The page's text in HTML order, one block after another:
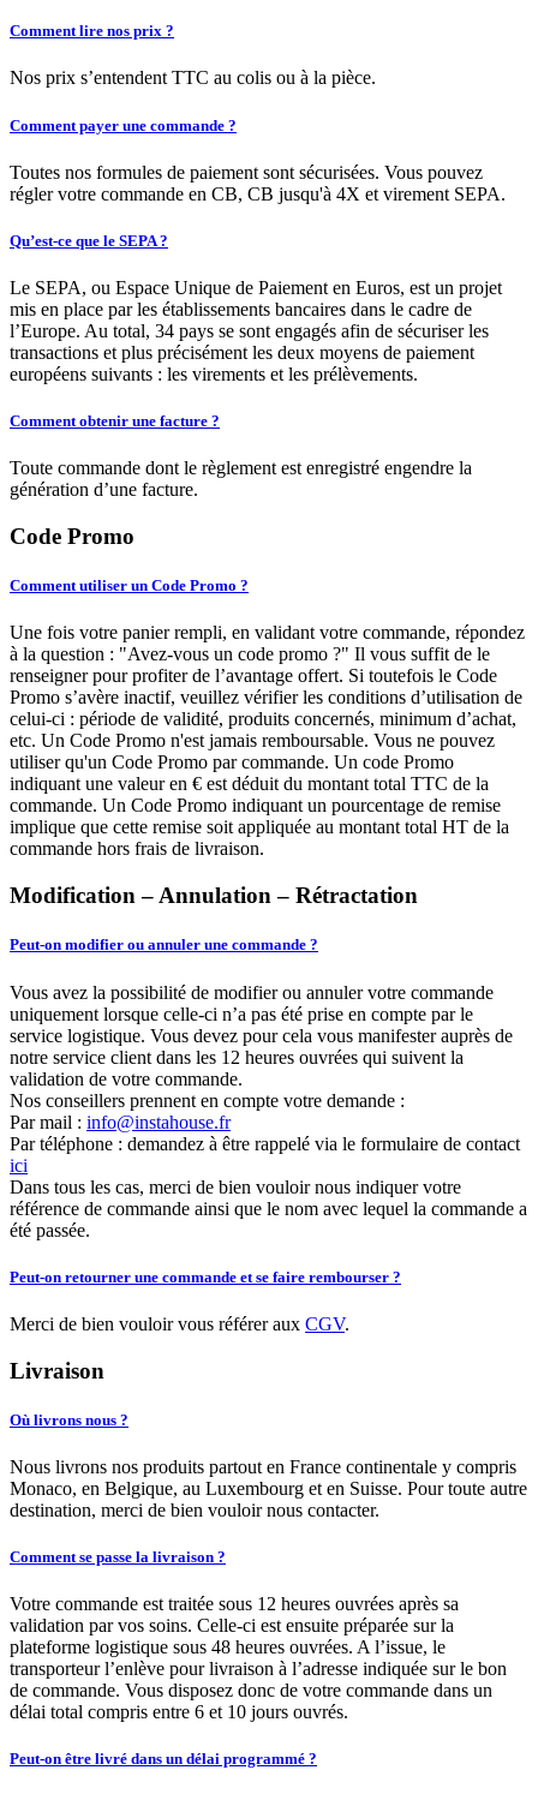
Comment lire nos prix ?
Nos prix s’entendent TTC au colis ou à la pièce.
Comment payer une commande ?
Toutes nos formules de paiement sont sécurisées. Vous pouvez
régler votre commande en CB, CB jusqu'à 4X et virement SEPA.
Qu’est-ce que le SEPA ?
Le SEPA, ou Espace Unique de Paiement en Euros, est un projet
mis en place par les établissements bancaires dans le cadre de
l’Europe. Au total, 34 pays se sont engagés afin de sécuriser les
transactions et plus précisément les deux moyens de paiement
européens suivants : les virements et les prélèvements.
Comment obtenir une facture ?
Toute commande dont le règlement est enregistré engendre la
génération d’une facture.
Code Promo
Comment utiliser un Code Promo ?
Une fois votre panier rempli, en validant votre commande, répondez
à la question : "Avez-vous un code promo ?" Il vous suffit de le
renseigner pour profiter de l’avantage offert. Si toutefois le Code
Promo s’avère inactif, veuillez vérifier les conditions d’utilisation de
celui-ci : période de validité, produits concernés, minimum d’achat,
etc. Un Code Promo n'est jamais remboursable. Vous ne pouvez
utiliser qu'un Code Promo par commande. Un code Promo
indiquant une valeur en € est déduit du montant total TTC de la
commande. Un Code Promo indiquant un pourcentage de remise
implique que cette remise soit appliquée au montant total HT de la
commande hors frais de livraison.
Modification – Annulation – Rétractation
Peut-on modifier ou annuler une commande ?
Vous avez la possibilité de modifier ou annuler votre commande
uniquement lorsque celle-ci n’a pas été prise en compte par le
service logistique. Vous devez pour cela vous manifester auprès de
notre service client dans les 12 heures ouvrées qui suivent la
validation de votre commande.
Nos conseillers prennent en compte votre demande :
Par mail : info@instahouse.fr
Par téléphone : demandez à être rappelé via le formulaire de contact
ici
Dans tous les cas, merci de bien vouloir nous indiquer votre
référence de commande ainsi que le nom avec lequel la commande a
été passée.
Peut-on retourner une commande et se faire rembourser ?
Merci de bien vouloir vous référer aux CGV.
Livraison
Où livrons nous ?
Nous livrons nos produits partout en France continentale y compris
Monaco, en Belgique, au Luxembourg et en Suisse. Pour toute autre
destination, merci de bien vouloir nous contacter.
Comment se passe la livraison ?
Votre commande est traitée sous 12 heures ouvrées après sa
validation par vos soins. Celle-ci est ensuite préparée sur la
plateforme logistique sous 48 heures ouvrées. A l’issue, le
transporteur l’enlève pour livraison à l’adresse indiquée sur le bon
de commande. Vous disposez donc de votre commande dans un
délai total compris entre 6 et 10 jours ouvrés.
Peut-on être livré dans un délai programmé ?